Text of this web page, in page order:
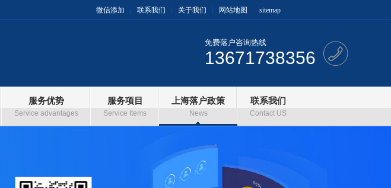
微信添加 联系我们 关于我们 网站地图 sitemap
免费落户咨询热线
13671738356
服务优势
Service advantages
服务项目
Service Items
上海落户政策
News
联系我们
Contact US